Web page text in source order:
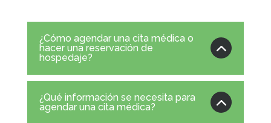
¿Cómo agendar una cita médica o
hacer una reservación de
hospedaje?
¿Qué información se necesita para
agendar una cita médica?